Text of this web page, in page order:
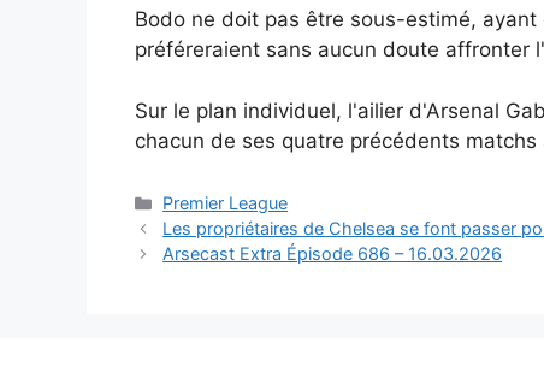
Bodo ne doit pas être sous-estimé,
préféreraient sans aucun doute affronter
Sur le plan individuel, l'ailier d'Arsenal
chacun de ses quatre précédents
Catégories
Premier League
Les propriétaires de Chelsea se font passer
Arsecast Extra Épisode 686 – 16.03.2026